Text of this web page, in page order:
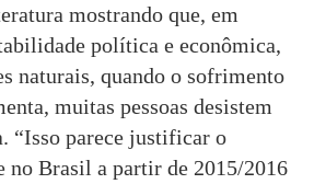
mostrando que, em
política e econômica,
naturais, quando o sofrimento
muitas pessoas desistem
“Isso parece justificar o
no Brasil a partir de 2015/2016